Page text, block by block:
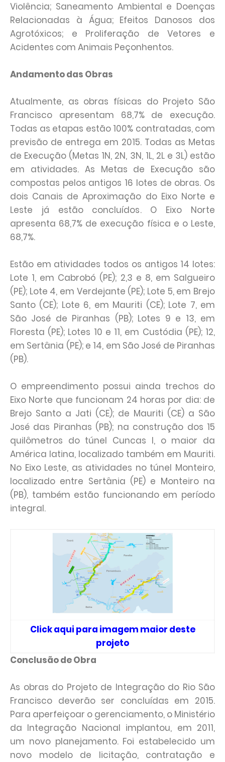
Violência; Saneamento Ambiental e Doenças
Relacionadas à Água; Efeitos Danosos dos
Agrotóxicos; e Proliferação de Vetores e
Acidentes com Animais Peçonhentos.
Andamento das Obras
Atualmente, as obras físicas do Projeto São
Francisco apresentam 68,7% de execução.
Todas as etapas estão 100% contratadas, com
previsão de entrega em 2015. Todas as Metas
de Execução (Metas 1N, 2N, 3N, 1L, 2L e 3L) estão
em atividades. As Metas de Execução são
compostas pelos antigos 16 lotes de obras. Os
dois Canais de Aproximação do Eixo Norte e
Leste já estão concluídos. O Eixo Norte
apresenta 68,7% de execução física e o Leste,
68,7%.
Estão em atividades todos os antigos 14 lotes:
Lote 1, em Cabrobó (PE); 2,3 e 8, em Salgueiro
(PE); Lote 4, em Verdejante (PE); Lote 5, em Brejo
Santo (CE); Lote 6, em Mauriti (CE); Lote 7, em
São José de Piranhas (PB); Lotes 9 e 13, em
Floresta (PE); Lotes 10 e 11, em Custódia (PE); 12,
em Sertânia (PE); e 14, em São José de Piranhas
(PB).
O empreendimento possui ainda trechos do
Eixo Norte que funcionam 24 horas por dia: de
Brejo Santo a Jati (CE); de Mauriti (CE) a São
José das Piranhas (PB); na construção dos 15
quilômetros do túnel Cuncas I, o maior da
América latina, localizado também em Mauriti.
No Eixo Leste, as atividades no túnel Monteiro,
localizado entre Sertânia (PE) e Monteiro na
(PB), também estão funcionando em período
integral.
Click aqui para imagem maior deste
projeto
Conclusão de Obra
As obras do Projeto de Integração do Rio São
Francisco deverão ser concluídas em 2015.
Para aperfeiçoar o gerenciamento, o Ministério
da Integração Nacional implantou, em 2011,
um novo planejamento. Foi estabelecido um
novo modelo de licitação, contratação e